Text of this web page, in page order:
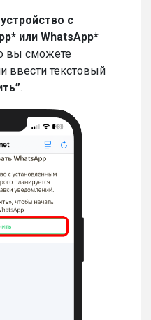
с
или WhatsApp*
вы сможете
ввести текстовый
.